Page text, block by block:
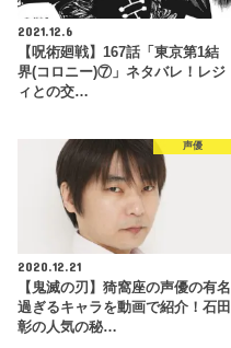
2021.12.6
【呪術廻戦】167話「東京第1結
界(コロニー)⑦」ネタバレ！レジ
ィとの交…
声優
2020.12.21
【鬼滅の刃】猗窩座の声優の有名
過ぎるキャラを動画で紹介！石田
彰の人気の秘…